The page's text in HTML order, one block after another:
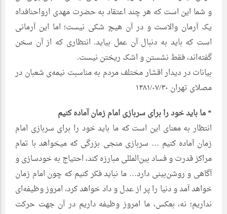
و شما این است که هر چند اعتقاد به حضرت مهدی ارواحنافداه
یک آرمان والاست و در آن هیچ شکی نیست؛ اما این آرمانی
است که باید به دنبال آن عمل بیاید. انتظاری که از آن سخن
گفته‌اند، فقط نشستن و اشک ریختن نیست.
بیانات در دیدار اقشار مختلف مردم به مناسبت نیمه‌ی شعبان در
مصلای تهران ۱۳۸۱/۰۷/۳۰
* ما باید خود را برای سربازی امام زمان آماده کنیم
انتظار به معنای این است که ما باید خود را برای سربازی امام
زمان آماده کنیم … سربازی منجی بزرگی که میخواهد با تمام
مراکز قدرت و فساد بین‌المللی مبارزه کند، احتیاج به خودسازی و
آگاهی و روشن‌بینی دارد… ما نباید فکر کنیم که چون امام زمان
خواهد آمد و دنیا را پر از عدل و داد خواهد کرد، امروز وظیفه‌ای
نداریم؛ نه، بعکس، ما امروز وظیفه داریم در آن جهت حرکت